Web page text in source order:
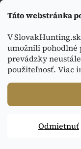
Táto webstránka
V
umožnili pohodlné
prevádzky
použiteľnosť. Viac
Odmietnuť